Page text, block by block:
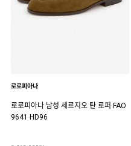
로로피아나
로로피아나 남성 세르지오 탄 로퍼 FAO
9641 HD96